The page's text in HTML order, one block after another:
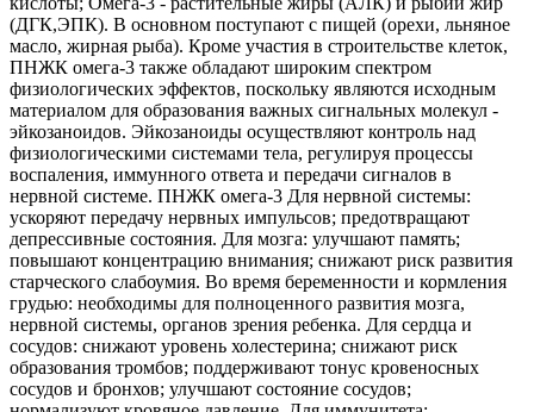
(ДГК,ЭПК). В основном поступают с пищей (орехи, льняное
масло, жирная рыба). Кроме участия в строительстве клеток,
ПНЖК омега-3 также обладают широким спектром
физиологических эффектов, поскольку являются исходным
материалом для образования важных сигнальных молекул -
эйкозаноидов. Эйкозаноиды осуществляют контроль над
физиологическими системами тела, регулируя процессы
воспаления, иммунного ответа и передачи сигналов в
нервной системе. ПНЖК омега-3 Для нервной системы:
ускоряют передачу нервных импульсов; предотвращают
депрессивные состояния. Для мозга: улучшают память;
повышают концентрацию внимания; снижают риск развития
старческого слабоумия. Во время беременности и кормления
грудью: необходимы для полноценного развития мозга,
нервной системы, органов зрения ребенка. Для сердца и
сосудов: снижают уровень холестерина; снижают риск
образования тромбов; поддерживают тонус кровеносных
сосудов и бронхов; улучшают состояние сосудов;